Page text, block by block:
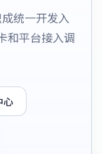
统一开发入
和平台接入调
心